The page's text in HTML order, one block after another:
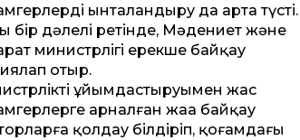
ынталандыру да арта түсті.
бір дәлелі ретінде, Мәдениет және
министрлігі ерекше байқау
отыр.
ұйымдастыруымен жас
арналған жаңа байқау
қолдау білдіріп, қоғамдағы